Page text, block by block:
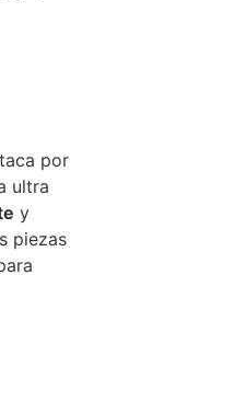
por
ultra
y
piezas